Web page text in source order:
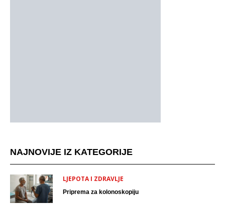
NAJNOVIJE IZ KATEGORIJE
LJEPOTA I ZDRAVLJE
Priprema za kolonoskopiju